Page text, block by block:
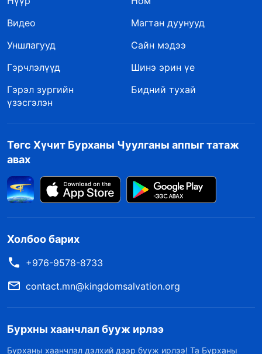
Видео
Магтан дуунууд
Уншлагууд
Сайн мэдээ
Гэрчлэлүүд
Шинэ эрин үе
Гэрэл зургийн
үзэсгэлэн
Бидний тухай
Төгс Хүчит Бурханы Чуулганы аппыг татаж
авах
Холбоо барих
+976-9578-8733
contact.mn@kingdomsalvation.org
Бурхны хаанчлал бууж ирлээ
Бурханы хаанчлал дэлхий дээр бууж ирлээ! Та Бурханы